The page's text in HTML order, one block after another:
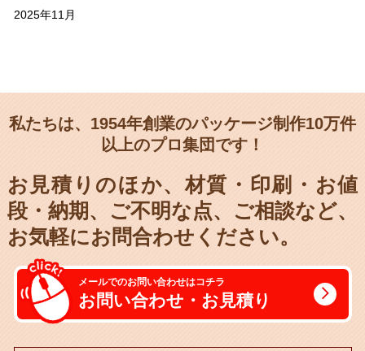
2025年11月
私たちは、1954年創業のパッケージ制作10万件
以上のプロ集団です！
お見積りのほか、材質・印刷・お値
段・納期、
ご不明な点、ご相談など、
お気軽にお問合わせください。
メールでのお問い合わせはコチラ
お問い合わせ・お見積り